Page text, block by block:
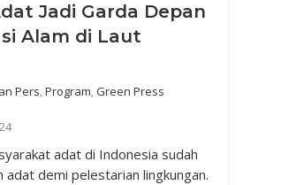
Jadi Garda Depan
Alam di Laut
Pers,Program,Green Press
adat di Indonesia sudah
adat demi pelestarian lingkungan.